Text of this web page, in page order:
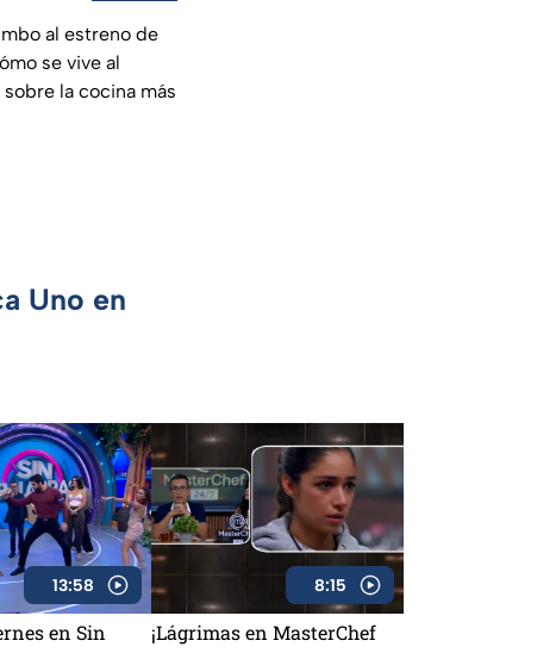
al estreno de
se vive al
la cocina más
Uno en
13:58
en Sin
8:15
¡Lágrimas en MasterChef